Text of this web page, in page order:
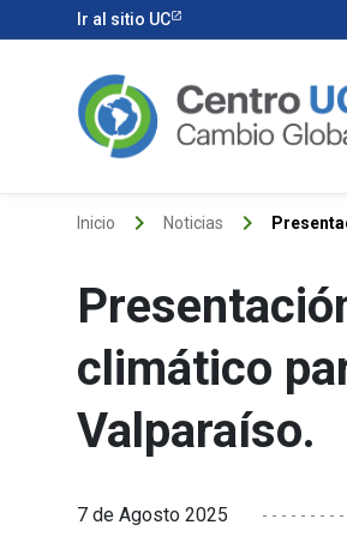
Ir al sitio UC
Inicio keyboard_arrow_right Noticias keyboard_arrow_right
climático
Valparaíso.
7 de Agosto 2025